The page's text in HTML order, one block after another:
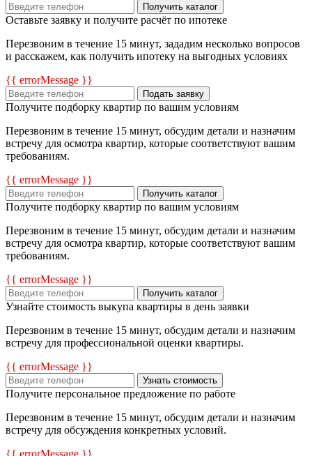
Получить каталог
Оставьте заявку и получите расчёт по ипотеке
Перезвоним в течение 15 минут, зададим несколько вопросов
и расскажем, как получить ипотеку на выгодных условиях
{{ errorMessage }}
Подать заявку
Получите подборку квартир по вашим условиям
Перезвоним в течение 15 минут, обсудим детали и назначим
встречу для осмотра квартир, которые соответствуют вашим
требованиям.
{{ errorMessage }}
Получить каталог
Получите подборку квартир по вашим условиям
Перезвоним в течение 15 минут, обсудим детали и назначим
встречу для осмотра квартир, которые соответствуют вашим
требованиям.
{{ errorMessage }}
Получить каталог
Узнайте стоимость выкупа квартиры в день заявки
Перезвоним в течение 15 минут, обсудим детали и назначим
встречу для профессиональной оценки квартиры.
{{ errorMessage }}
Узнать стоимость
Получите персональное предложение по работе
Перезвоним в течение 15 минут, обсудим детали и назначим
встречу для обсуждения конкретных условий.